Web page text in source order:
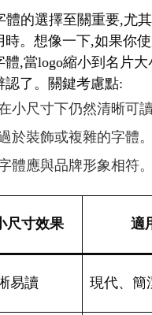
體的選擇至關重要,尤
時。想像一下,如果你
體,當logo縮小到名片
認了。關鍵考慮點:
小尺寸下仍然清晰可讀
於裝飾或複雜的字體。
體應與品牌形象相符。
尺寸效果 適
易讀 現代、簡